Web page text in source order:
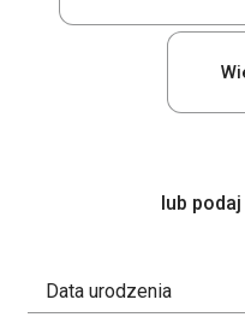
lub
Data urodzenia